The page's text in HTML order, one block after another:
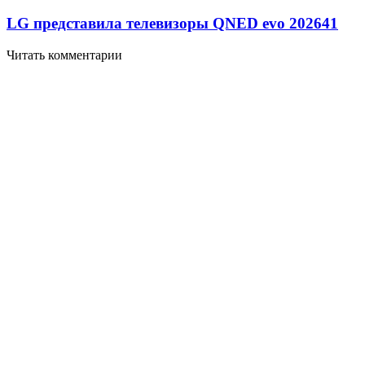
LG представила телевизоры QNED evo 202641
Читать комментарии